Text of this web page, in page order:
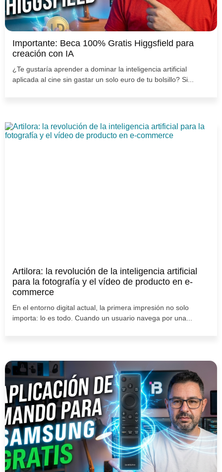
Importante: Beca 100% Gratis Higgsfield para
creación con IA
¿Te gustaría aprender a dominar la inteligencia artificial
aplicada al cine sin gastar un solo euro de tu bolsillo? Si...
Artilora: la revolución de la inteligencia artificial
para la fotografía y el vídeo de producto en e-
commerce
En el entorno digital actual, la primera impresión no solo
importa: lo es todo. Cuando un usuario navega por una...